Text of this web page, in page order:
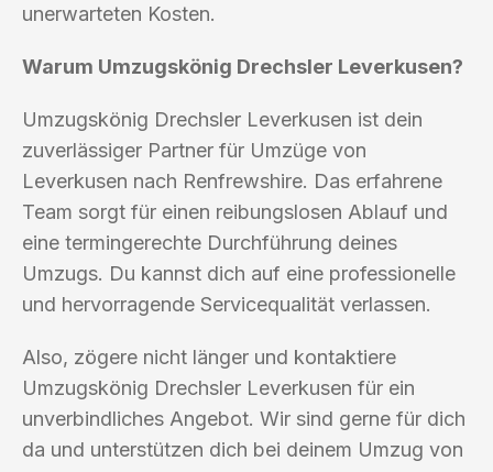
unerwarteten Kosten.
Warum Umzugskönig Drechsler Leverkusen?
Umzugskönig Drechsler Leverkusen ist dein
zuverlässiger Partner für Umzüge von
Leverkusen nach Renfrewshire. Das erfahrene
Team sorgt für einen reibungslosen Ablauf und
eine termingerechte Durchführung deines
Umzugs. Du kannst dich auf eine professionelle
und hervorragende Servicequalität verlassen.
Also, zögere nicht länger und kontaktiere
Umzugskönig Drechsler Leverkusen für ein
unverbindliches Angebot. Wir sind gerne für dich
da und unterstützen dich bei deinem Umzug von